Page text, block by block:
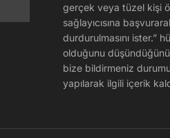
gerçek veya tüzel kişi
sağlayıcısına
durdurulmasını ister.”
olduğunu
bize bildirmeniz
yapılarak ilgili içerik